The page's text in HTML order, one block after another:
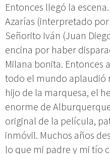
Entonces llegó la
Azarías (interpretado
Señorito Iván (Juan
encina por haber
Milana bonita. Entonces
todo el mundo aplaudió
hijo de la marquesa, el
enorme de
original de la película,
inmóvil. Muchos años
lo que mi padre y mi tío